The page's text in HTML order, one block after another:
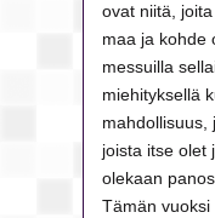
ovat niitä,
maa ja kohde
messuilla
miehityksellä
mahdollisuus,
joista itse olet
olekaan
Tämän